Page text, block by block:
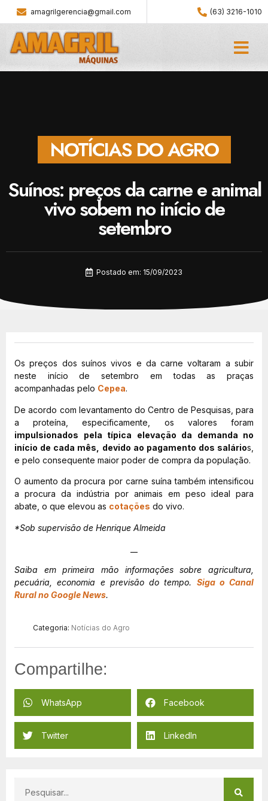
amagrilgerencia@gmail.com (63) 3216-1010
NOTÍCIAS DO AGRO
Suínos: preços da carne e animal
vivo sobem no início de
setembro
Postado em: 15/09/2023
Os preços dos suínos vivos e da carne voltaram a subir
neste início de setembro em todas as praças
acompanhadas pelo Cepea.
De acordo com levantamento do Centro de Pesquisas, para
a proteína, especificamente, os valores foram
impulsionados pela típica elevação da demanda no
início de cada mês, devido ao pagamento dos salários,
e pelo consequente maior poder de compra da população.
O aumento da procura por carne suína também intensificou
a procura da indústria por animais em peso ideal para
abate, o que elevou as cotações do vivo.
*Sob supervisão de Henrique Almeida
Saiba em primeira mão informações sobre agricultura,
pecuária, economia e previsão do tempo. Siga o Canal
Rural no Google News.
Categoria: Notícias do Agro
Compartilhe:
WhatsApp Facebook
Twitter LinkedIn